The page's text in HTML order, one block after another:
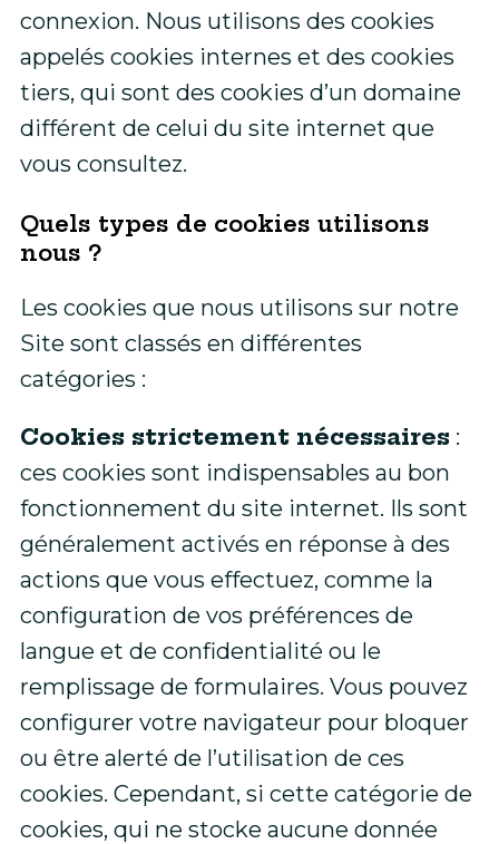
connexion. Nous utilisons des cookies
appelés cookies internes et des cookies
tiers, qui sont des cookies d’un domaine
différent de celui du site internet que
vous consultez.
Quels types de cookies utilisons
nous ?
Les cookies que nous utilisons sur notre
Site sont classés en différentes
catégories :
Cookies strictement nécessaires :
ces cookies sont indispensables au bon
fonctionnement du site internet. Ils sont
généralement activés en réponse à des
actions que vous effectuez, comme la
configuration de vos préférences de
langue et de confidentialité ou le
remplissage de formulaires. Vous pouvez
configurer votre navigateur pour bloquer
ou être alerté de l’utilisation de ces
cookies. Cependant, si cette catégorie de
cookies, qui ne stocke aucune donnée